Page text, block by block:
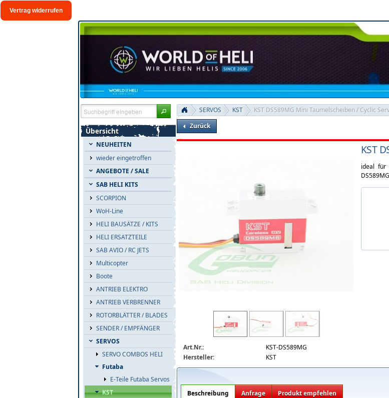
Vertrag widerrufen
Übersicht
NEUHEITEN
wieder eingetroffen
ANGEBOTE / SALE
SAB HELI KITS
SCORPION
WoH-Line
HELI BAUSÄTZE / KITS
HELI ERSATZTEILE
SAB AVIO / RC JETS
Multicopter
Boote
ANTRIEB ELEKTRO
ANTRIEB VERBRENNER
ROTORBLÄTTER / BLADES
SENDER / EMPFÄNGER
SERVOS
SERVO COMBOS HELI
Futaba
E-Teile Futaba Servos
KST
SERVOS KST
KST DS589MG Mini Taumelscheiben / Cyclic
Zurück
he007-kst-ds589mg.jpg
Art.Nr.:
KST-DS589MG
Hersteller:
KST
KST
ideal für
DS589MG
Beschreibung Anfrage Produkt empfehlen